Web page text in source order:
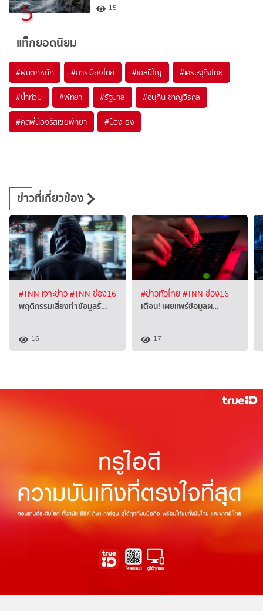
5 15
แท็กยอดนิยม
#ฝนตกหนัก #การเมืองไทย #เอลนีโญ #เศรษฐกิจไทย
#น้ำท่วม #พัทยา #รัฐบาล #อนุทิน ชาญวีรกูล
#คดีพี่น้องรัสเซียพัทยา #ป๋อง ธง
ข่าวที่เกี่ยวข้อง
#TNN เจาะข่าว#TNN ช่อง16
พฤติกรรมเสี่ยงทำข้อมูลรั่…
16
#ข่าวทั่วไทย#TNN ช่อง16
เตือน! เผยแพร่ข้อมูลผ…
17